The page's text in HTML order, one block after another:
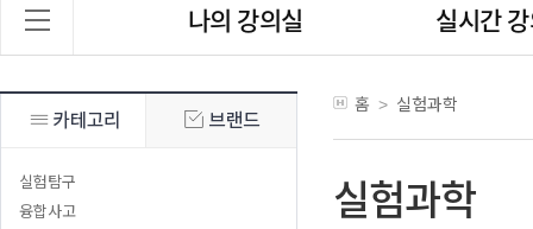
맛있는
안쌤
나의 강의실 실시간
실험탐구
융합사고
홈 > 실험과학
실험과학